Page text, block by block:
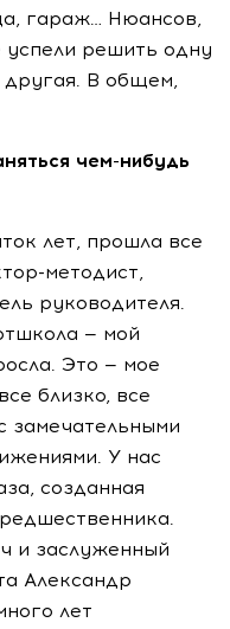
гараж… Нюансов,
успели решить одну
В общем,
чем-нибудь
лет, прошла все
методист,
руководителя.
— мой
Это — мое
близко, все
замечательными
У нас
созданная
и заслуженный
Александр
лет